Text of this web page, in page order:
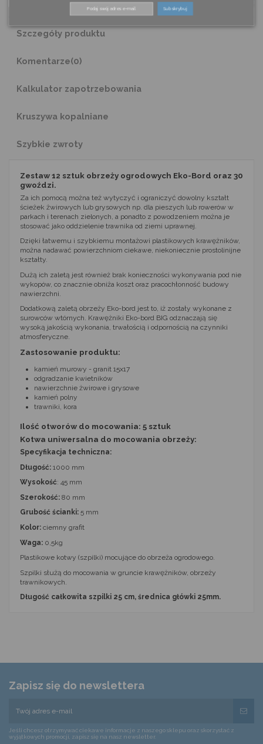
Szczegóły produktu
Komentarze(0)
Kalkulator zapotrzebowania
Kruszywa kopalniane
Szybkie zwroty
Zestaw 12 sztuk obrzeży ogrodowych Eko-Bord oraz 30
gwoździ.
Za ich pomocą można też wytyczyć i ograniczyć dowolny kształt
ścieżek żwirowych lub grysowych np. dla pieszych lub rowerów w
parkach i terenach zielonych, a ponadto z powodzeniem można je
stosować jako oddzielenie trawnika od ziemi uprawnej.
Dzięki łatwemu i szybkiemu montażowi plastikowych krawężników,
można nadawać powierzchniom ciekawe, niekoniecznie prostolinijne
kształty.
Dużą ich zaletą jest również brak konieczności wykonywania pod nie
wykopów, co znacznie obniża koszt oraz pracochłonność budowy
nawierzchni.
Dodatkową zaletą obrzeży Eko-bord jest to, iż zostały wykonane z
surowców wtórnych. Krawężniki Eko-bord BIG odznaczają się
wysoką jakością wykonania, trwałością i odpornością na czynniki
atmosferyczne.
Zastosowanie produktu:
kamień murowy - granit 15x17
odgradzanie kwietników
nawierzchnie żwirowe i grysowe
kamień polny
trawniki, kora
Ilość otworów do mocowania: 5 sztuk
Kotwa uniwersalna do mocowania obrzeży:
Specyfikacja techniczna:
Długość: 1000 mm
Wysokość: 45 mm
Szerokość: 80 mm
Grubość ścianki: 5 mm
Kolor: ciemny grafit
Waga: 0,5kg
Plastikowe kotwy (szpilki) mocujące do obrzeża ogrodowego.
Szpilki służą do mocowania w gruncie krawężników, obrzeży
trawnikowych.
Długość całkowita szpilki 25 cm, średnica główki 25mm.
Zapisz się do newslettera
Jeśli chcesz otrzymywać ciekawe informacje z naszego sklepu oraz skorzystać z
wyjątkowych promocji, zapisz się na nasz newsletter.
Subskrybuj